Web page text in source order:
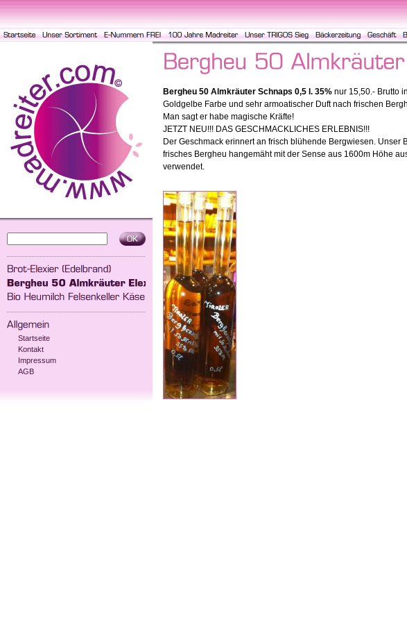
Startseite
Kontakt
Impressum
AGB
Bergheu 50 Almkräuter Schnaps 0,5 l. 35% nur 15,50.- Brutto
Goldgelbe Farbe und sehr armoatischer Duft nach frischen
Man sagt er habe magische Kräfte!
JETZT NEU!!! DAS GESCHMACKLICHES ERLEBNIS!!!
Der Geschmack erinnert an frisch blühende Bergwiesen.
frisches Bergheu hangemäht mit der Sense aus 1600m Höhe
verwendet.